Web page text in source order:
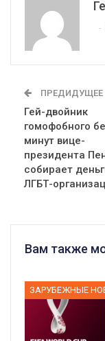
ПРЕДИДУЩЕЕ
Гей-двойник
гомофобного
минут вице-
президента
собирает
ЛГБТ-
Вам также